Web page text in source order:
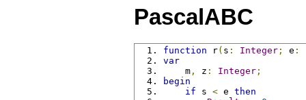
PascalABC
function r( s : Integer ; e :
var
    m
, z : Integer ;
begin
if s < e then